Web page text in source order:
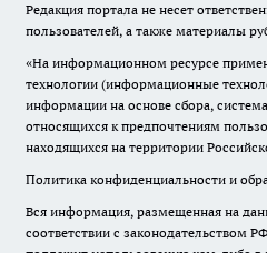
Редакция портала не несет
пользователей, а также материалы
«На информационном ресурсе
технологии (информационные
информации на основе сбора,
относящихся к предпочтениям
находящихся на территории
Политика конфиденциальности и
Вся информация, размещенная на
соответствии с законодательством